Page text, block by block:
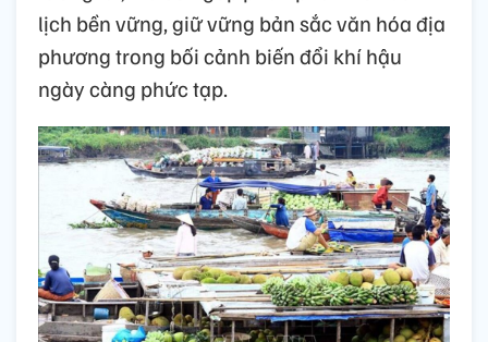
lịch bền vững, giữ vững bản sắc văn hóa địa
phương trong bối cảnh biến đổi khí hậu
ngày càng phức tạp.